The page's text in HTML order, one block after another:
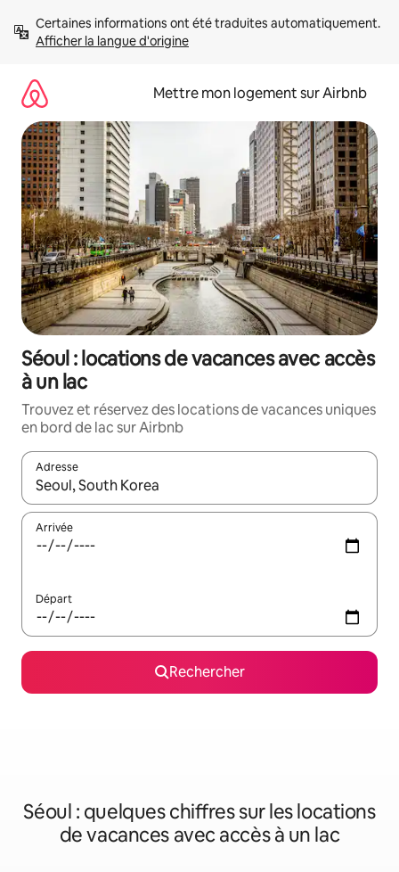
directement
Afficher la langue d'origine
Mettre mon logement sur Airbnb
Séoul : locations de vacances avec accès
à un lac
Trouvez et réservez des locations de vacances uniques
en bord de lac sur Airbnb
Adresse
Lorsque les résultats s'affichent, utilisez les flèches vers le
Arrivée
Départ
Rechercher
Séoul : quelques chiffres sur les locations
de vacances avec accès à un lac